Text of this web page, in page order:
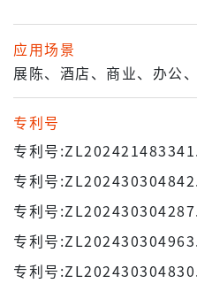
应用场景
展陈、酒店、商业、办公
专利号
专利号
专利号
专利号
专利号
专利号